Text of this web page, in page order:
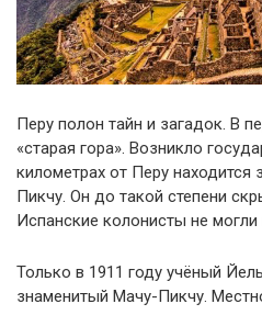
Перу полон тайн и загадок. В
«старая гора». Возникло
километрах от Перу находится
Пикчу. Он до такой степени
Испанские колонисты не могли
Только в 1911 году учёный Йель
знаменитый Мачу-Пикчу.